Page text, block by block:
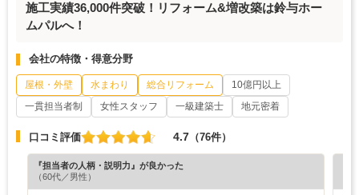
施工実績36,000件突破！リフォーム&増改築は鈴与ホー
ムパルへ！
会社の特徴・得意分野
屋根・外壁 水まわり 総合リフォーム
10億円以上
一貫担当者制
女性スタッフ 一級建築士 地元密着
口コミ評価 4.7 （76件）
『担当者の人柄・説明力』が良かった
（60代／男性）